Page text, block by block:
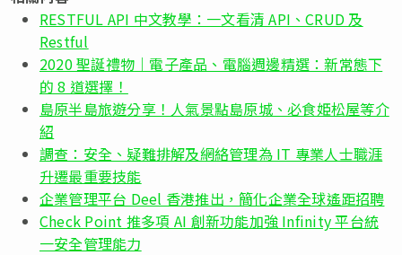
RESTFUL API 中文教學：一文看清 API、CRUD 及
Restful
2020 聖誕禮物｜電子產品、電腦週邊精選：新常態下
的 8 道選擇！
島原半島旅遊分享！人氣景點島原城、必食姫松屋等介
紹
調查：安全、疑難排解及網絡管理為 IT 專業人士職涯
升遷最重要技能
企業管理平台 Deel 香港推出，簡化企業全球遙距招聘
Check Point 推多項 AI 創新功能加強 Infinity 平台統
一安全管理能力